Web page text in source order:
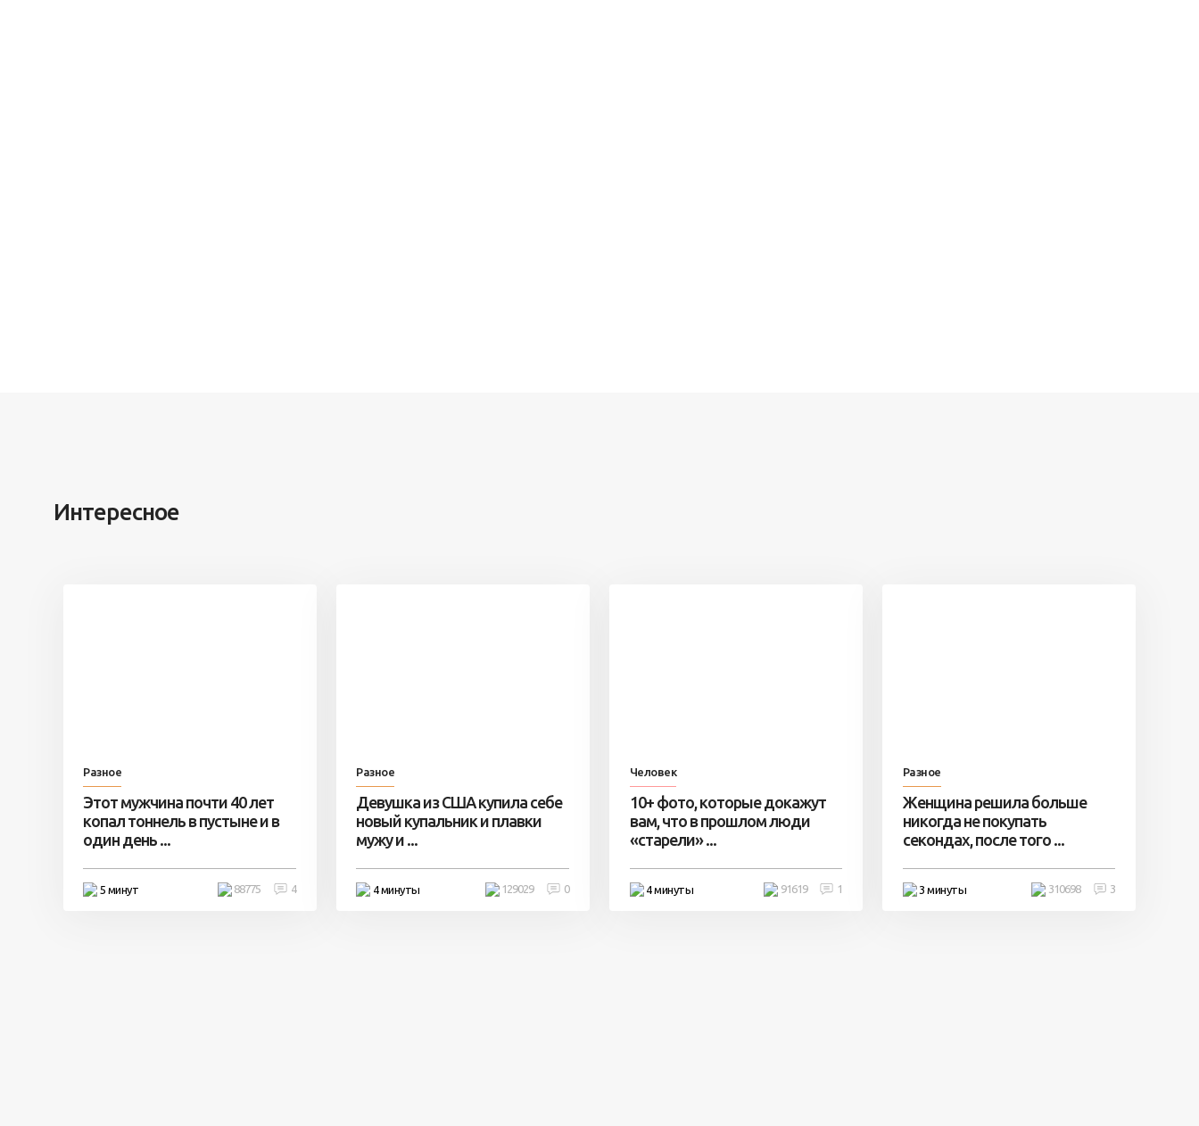
Интересное
Разное
Этот мужчина почти 40 лет
копал тоннель в пустыне и в
один день ...
5 минут 4
88775
Разное
Девушка из США купила себе
новый купальник и плавки
мужу и ...
4 минуты 0
129029
Человек
10+ фото, которые докажут
вам, что в прошлом люди
«старели» ...
4 минуты 1
91619
Разное
Женщина решила больше
никогда не покупать
секондах, после того ...
3 минуты 3
310698